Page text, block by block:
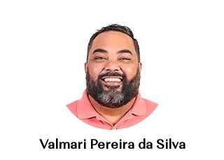
Valmari Pereira da Silva